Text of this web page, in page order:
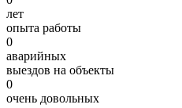
лет
опыта работы
0
аварийных
выездов на объекты
0
очень довольных